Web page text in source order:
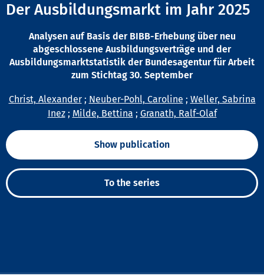
Der Ausbildungsmarkt im Jahr 2025
Analysen auf Basis der BIBB-Erhebung über neu
abgeschlossene Ausbildungsverträge und der
Ausbildungsmarktstatistik der Bundesagentur für Arbeit
zum Stichtag 30. September
Christ, Alexander; Neuber-Pohl, Caroline ; Weller, Sabrina
Inez; Milde, Bettina ; Granath, Ralf-Olaf
Show publication
To the series